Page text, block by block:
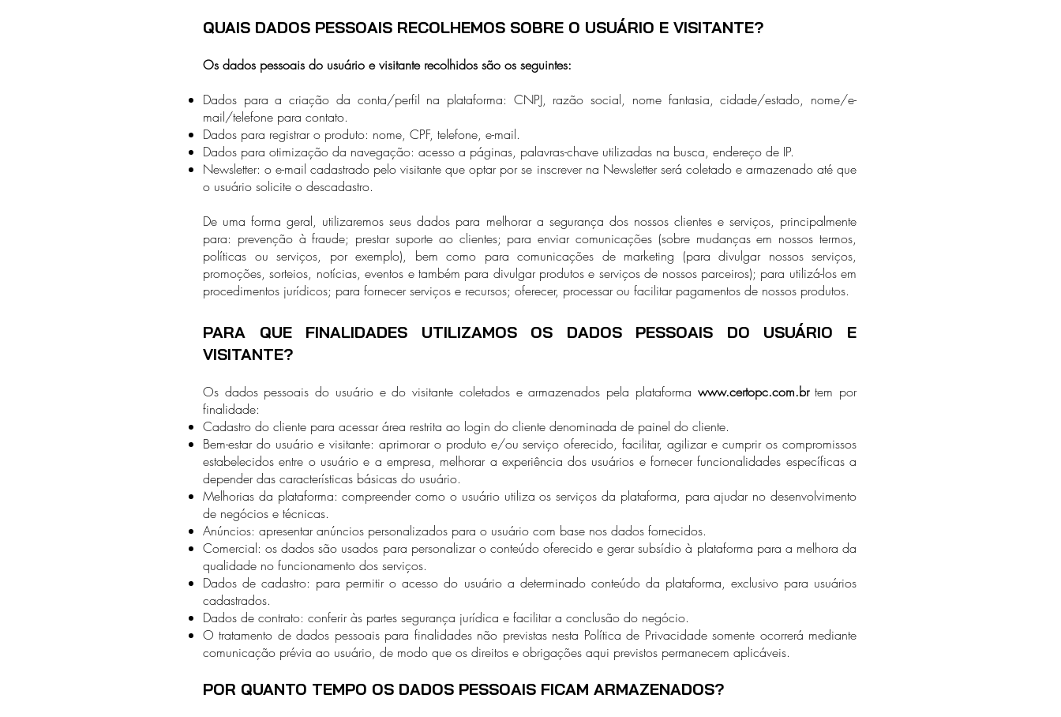
QUAIS DADOS PESSOAIS RECOLHEMOS SOBRE O USUÁRIO E VISITANTE?
Os dados pessoais do usuário e visitante recolhidos são os seguintes:
Dados para a criação da conta/perfil na plataforma: CNPJ, razão social, nome fantasia, cidade/estado, nome/e-
mail/telefone para contato.
Dados para registrar o produto: nome, CPF, telefone, e-mail.
Dados para otimização da navegação: acesso a páginas, palavras-chave utilizadas na busca, endereço de IP.
Newsletter: o e-mail cadastrado pelo visitante que optar por se inscrever na Newsletter será coletado e armazenado até que
o usuário solicite o descadastro.
De uma forma geral, utilizaremos seus dados para melhorar a segurança dos nossos clientes e serviços, principalmente
para: prevenção à fraude; prestar suporte ao clientes; para enviar comunicações (sobre mudanças em nossos termos,
políticas ou serviços, por exemplo), bem como para comunicações de marketing (para divulgar nossos serviços,
promoções, sorteios, notícias, eventos e também para divulgar produtos e serviços de nossos parceiros); para utilizá-los em
procedimentos jurídicos; para fornecer serviços e recursos; oferecer, processar ou facilitar pagamentos de nossos produtos.
PARA QUE FINALIDADES UTILIZAMOS OS DADOS PESSOAIS DO USUÁRIO E
VISITANTE?
Os dados pessoais do usuário e do visitante coletados e armazenados pela plataforma www.certopc.com.brtem por
finalidade:
Cadastro do cliente para acessar área restrita ao login do cliente denominada de painel do cliente.
Bem-estar do usuário e visitante: aprimorar o produto e/ou serviço oferecido, facilitar, agilizar e cumprir os compromissos
estabelecidos entre o usuário e a empresa, melhorar a experiência dos usuários e fornecer funcionalidades específicas a
depender das características básicas do usuário.
Melhorias da plataforma: compreender como o usuário utiliza os serviços da plataforma, para ajudar no desenvolvimento
de negócios e técnicas.
Anúncios: apresentar anúncios personalizados para o usuário com base nos dados fornecidos.
Comercial: os dados são usados para personalizar o conteúdo oferecido e gerar subsídio à plataforma para a melhora da
qualidade no funcionamento dos serviços.
Dados de cadastro: para permitir o acesso do usuário a determinado conteúdo da plataforma, exclusivo para usuários
cadastrados.
Dados de contrato: conferir às partes segurança jurídica e facilitar a conclusão do negócio.
O tratamento de dados pessoais para finalidades não previstas nesta Política de Privacidade somente ocorrerá mediante
comunicação prévia ao usuário, de modo que os direitos e obrigações aqui previstos permanecem aplicáveis.
POR QUANTO TEMPO OS DADOS PESSOAIS FICAM ARMAZENADOS?